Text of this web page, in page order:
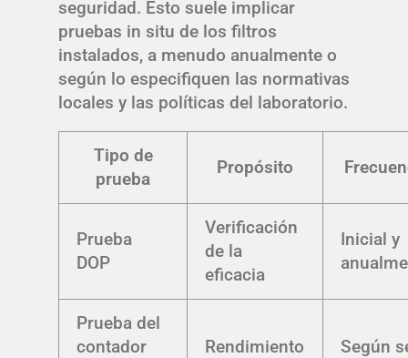
seguridad. Esto suele implicar
pruebas in situ de los filtros
instalados, a menudo anualmente o
según lo especifiquen las normativas
locales y las políticas del laboratorio.
Tipo de
prueba
Propósito
Prueba
DOP
Verificación
de la
eficacia
Inicial y
Prueba del
contador
Rendimiento
Según